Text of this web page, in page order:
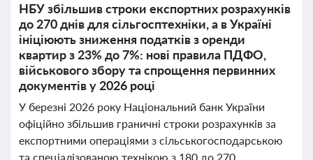
НБУ збільшив строки експортних розрахунків
до 270 днів для сільгосптехніки, а в Україні
ініціюють зниження податків з оренди
квартир з 23% до 7%: нові правила ПДФО,
військового збору та спрощення первинних
документів у 2026 році
У березні 2026 року Національний банк України
офіційно збільшив граничні строки розрахунків за
експортними операціями з сільськогосподарською
та спеціалізованою технікою з 180 до 270